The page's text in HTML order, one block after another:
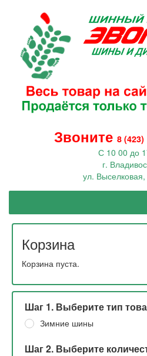
Звоните 8 (423)
С 10 00 до
г.
ул.
Корзина
Корзина пуста.
Шаг 1. Выберите тип
Зимние шины
Шаг 2. Выберите